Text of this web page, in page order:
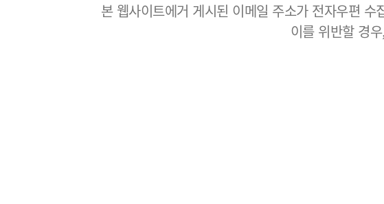
본 웹사이트에거 게시된 이메일 주소가 전자우편
이를 위반할 경